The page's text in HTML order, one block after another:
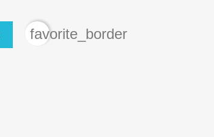
favorite_border